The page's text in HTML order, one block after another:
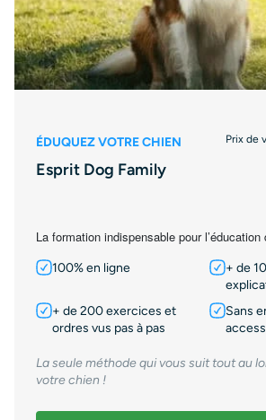
ÉDUQUEZ VOTRE CHIEN Prix de
Esprit Dog Family
La formation indispensable pour
100% en ligne
+ de
+ de 200 exercices et
ordres vus pas à pas
Sans
La seule méthode qui vous suit tout au
votre chien !